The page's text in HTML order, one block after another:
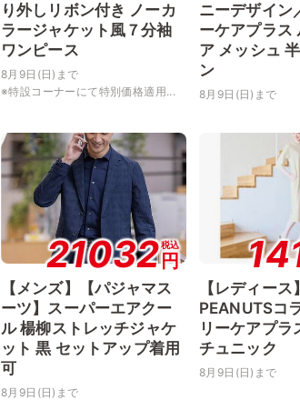
り外しリボン付き ノーカ
ラージャケット風７分袖
ワンピース
8月9日(日)まで
※特設コーナーにて特別価格適用...
ニーデザイン
ーケアプラス
ア メッシュ
ン
8月9日(日)まで
21032税込
円
【メンズ】【パジャマス
ーツ】スーパーエアクー
ル 楊柳ストレッチジャケ
ット 黒 セットアップ着用
可
8月9日(日)まで
【レディー
PEANUTSコ
リーケアプ
チュニック
8月9日(日)まで